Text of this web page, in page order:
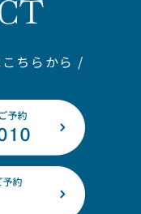
ちらから /